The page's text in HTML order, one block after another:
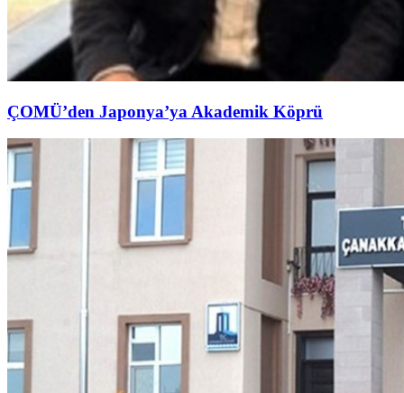
ÇOMÜ’den Japonya’ya Akademik Köprü